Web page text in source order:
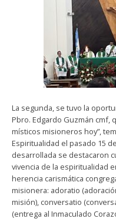
La segunda, se tuvo la
Pbro. Edgardo Guzmán cmf,
místicos misioneros hoy”,
Espiritualidad el pasado 15
desarrollada se destacaron
vivencia de la espiritualidad
herencia carismática
misionera: adoratio
misión), conversatio
(entrega al Inmaculado